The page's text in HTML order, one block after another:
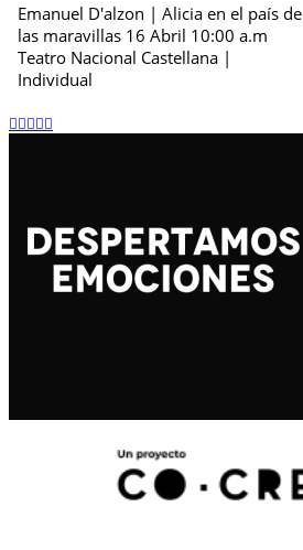
Emanuel D'alzon | Alicia en el país de
las maravillas 16 Abril 10:00 a.m
Teatro Nacional Castellana |
Individual